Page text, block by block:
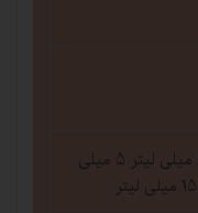
1.25 میلی لیتر 2.5 میلی لیتر 5 میلی